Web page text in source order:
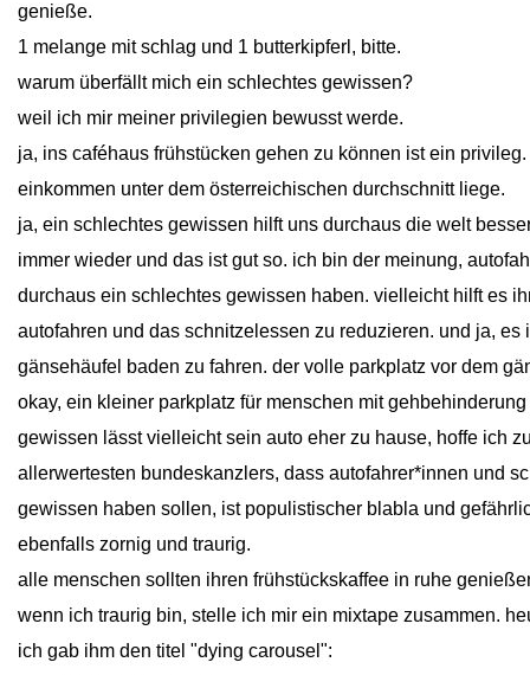
genieße.
1 melange mit schlag und 1 butterkipferl, bitte.
warum überfällt mich ein schlechtes gewissen?
weil ich mir meiner privilegien bewusst werde.
ja, ins caféhaus frühstücken gehen zu können ist ein
einkommen unter dem österreichischen durchschnitt liege.
ja, ein schlechtes gewissen hilft uns durchaus die welt
immer wieder und das ist gut so. ich bin der meinung,
durchaus ein schlechtes gewissen haben. vielleicht hilft es
autofahren und das schnitzelessen zu reduzieren. und ja, es
gänsehäufel baden zu fahren. der volle parkplatz vor dem
okay, ein kleiner parkplatz für menschen mit
gewissen lässt vielleicht sein auto eher zu hause, hoffe ich
allerwertesten bundeskanzlers, dass autofahrer*innen und
gewissen haben sollen, ist populistischer blabla und
ebenfalls zornig und traurig.
alle menschen sollten ihren frühstückskaffee in ruhe
wenn ich traurig bin, stelle ich mir ein mixtape zusammen.
ich gab ihm den titel "dying carousel":